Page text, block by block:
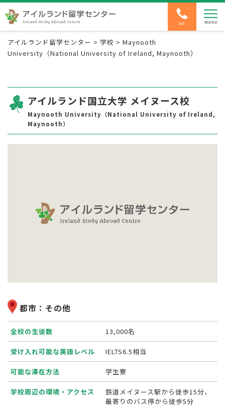
アイルランド留学センター > 学校 > Maynooth
University（National University of Ireland, Maynooth）
アイルランド国立大学 メイヌース校
Maynooth University（National University of Ireland,
Maynooth）
都市：その他
全校の生徒数 13,000名
受け入れ可能な英語レベル IELTS6.5相当
可能な滞在方法 学生寮
学校周辺の環境・アクセス
鉄道メイヌース駅から徒歩15分、
最寄りのバス停から徒歩5分